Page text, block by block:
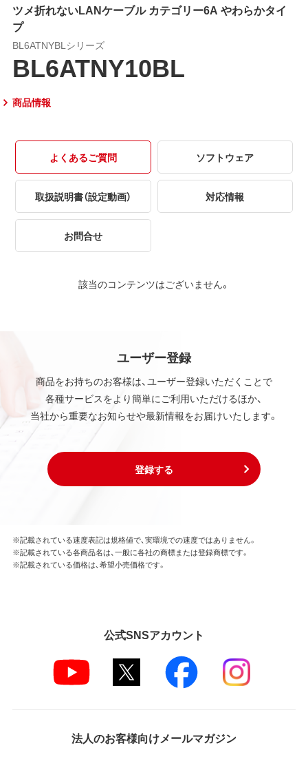
ツメ折れないLANケーブル カテゴリー6A やわらかタイ
プ
BL6ATNYBLシリーズ
BL6ATNY10BL
商品情報
よくあるご質問 ソフトウェア
取扱説明書（設定動画） 対応情報
お問合せ
該当のコンテンツはございません。
ユーザー登録
商品をお持ちのお客様は、ユーザー登録いただくことで
各種サービスをより簡単にご利用いただけるほか、
当社から重要なお知らせや最新情報をお届けいたします。
登録する
※記載されている速度表記は規格値で、実環境での速度ではありません。
※記載されている各商品名は、一般に各社の商標または登録商標です。
※記載されている価格は、希望小売価格です。
公式SNSアカウント
法人のお客様向けメールマガジン